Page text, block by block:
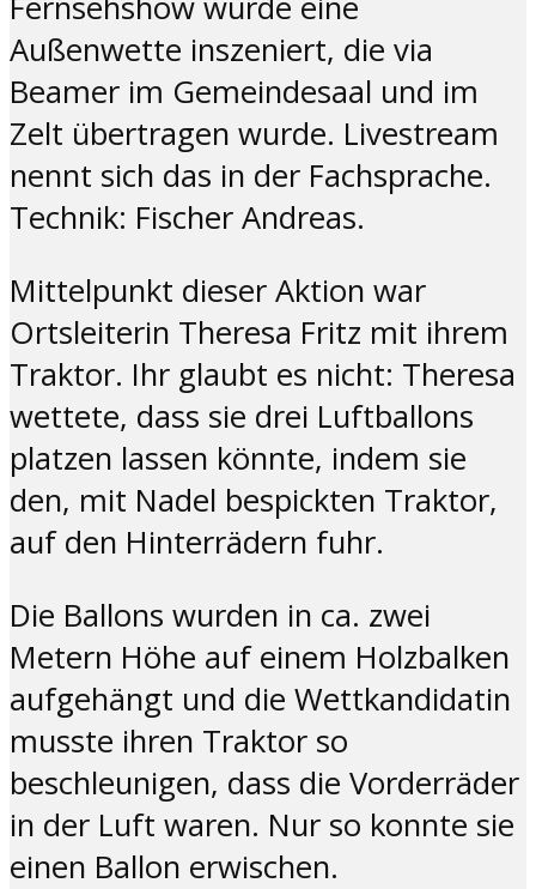
Außenwette inszeniert, die via
Beamer im Gemeindesaal und im
Zelt übertragen wurde. Livestream
nennt sich das in der Fachsprache.
Technik: Fischer Andreas.
Mittelpunkt dieser Aktion war
Ortsleiterin Theresa Fritz mit ihrem
Traktor. Ihr glaubt es nicht: Theresa
wettete, dass sie drei Luftballons
platzen lassen könnte, indem sie
den, mit Nadel bespickten Traktor,
auf den Hinterrädern fuhr.
Die Ballons wurden in ca. zwei
Metern Höhe auf einem Holzbalken
aufgehängt und die Wettkandidatin
musste ihren Traktor so
beschleunigen, dass die Vorderräder
in der Luft waren. Nur so konnte sie
einen Ballon erwischen.